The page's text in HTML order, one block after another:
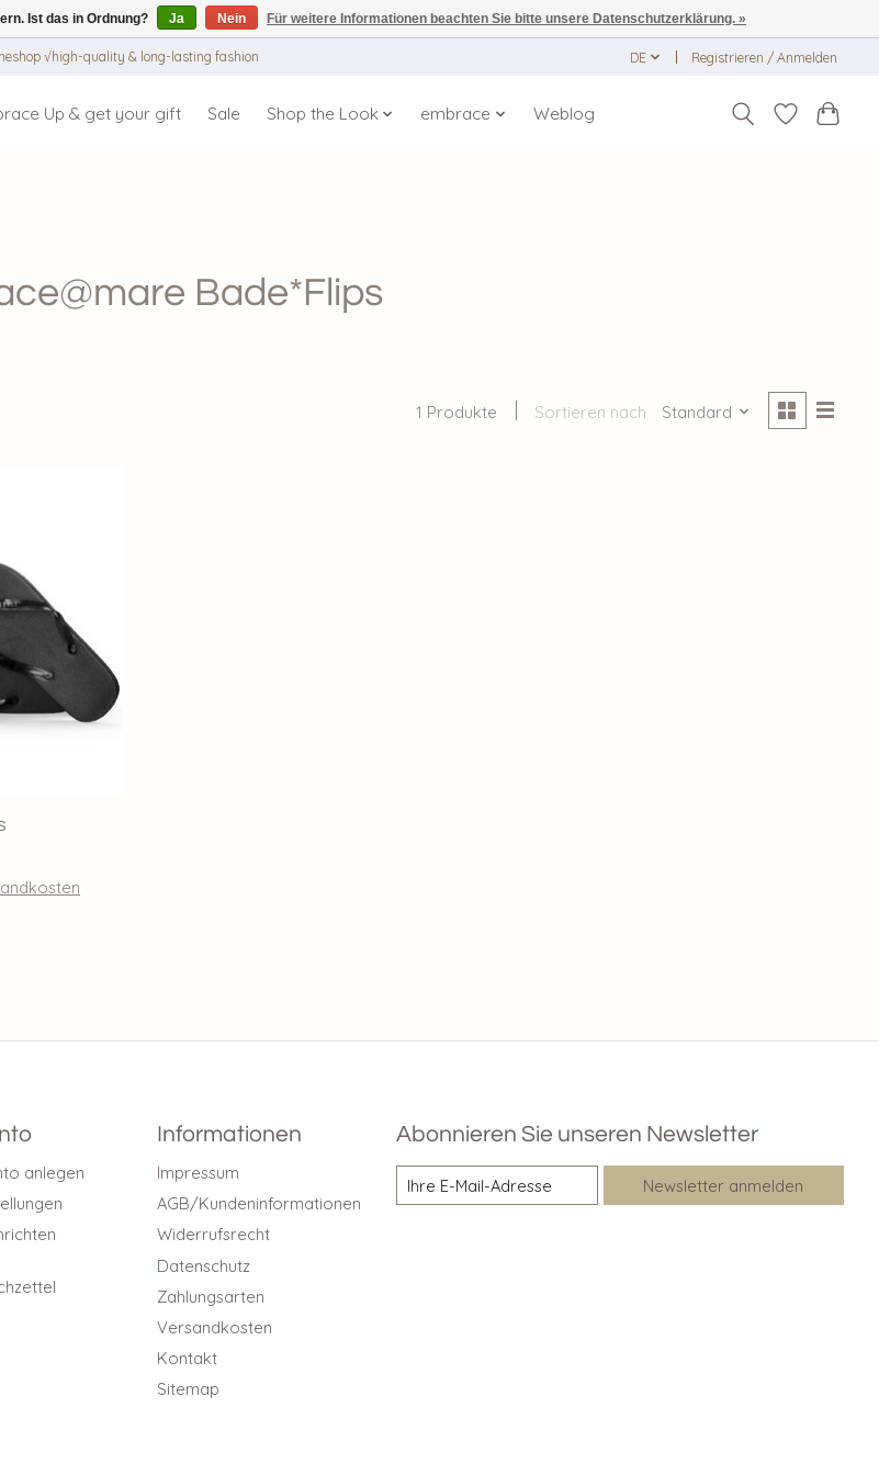
√high-quality & long-lasting fashion DE Registrieren / Anmelden
Up & get your gift Sale Shop the Look embrace Weblog
Bade*Flips
1 Produkte Sortieren nach Standard
anlegen
Informationen
Impressum
AGB/Kundeninformationen
Widerrufsrecht
Datenschutz
Zahlungsarten
Versandkosten
Kontakt
Sitemap
Abonnieren Sie unseren Newsletter
Newsletter anmelden
Ist das in Ordnung? Ja Nein Für weitere Informationen beachten Sie bitte unsere Datenschutzerklärung. »